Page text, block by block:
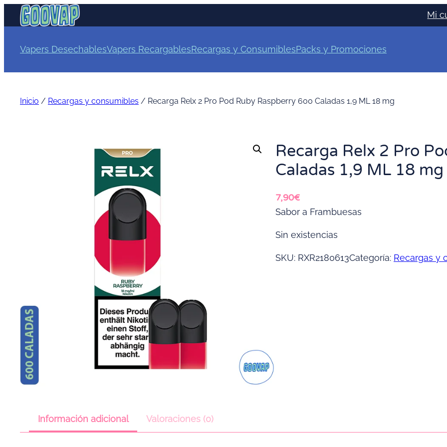
Mi
Vapers DesechablesVapers RecargablesRecargas y ConsumiblesPacks y Promociones
Inicio / Recargas y consumibles / Recarga Relx 2 Pro Pod Ruby Raspberry 600 Caladas 1,9 ML 18 mg
Recarga Relx 2 Pro
Caladas 1,9 ML 18 mg
7,90€
Sabor a Frambuesas
Sin existencias
SKU: RXR2180613Categoría: Recargas y
Información adicional Valoraciones (0)